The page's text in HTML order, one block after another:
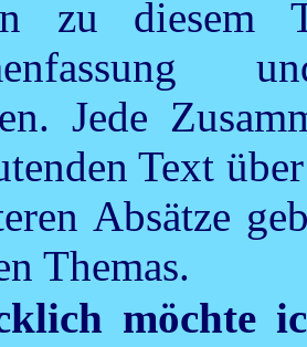
zu diesem
Jede
Text
Absätze
Themas.
möchte